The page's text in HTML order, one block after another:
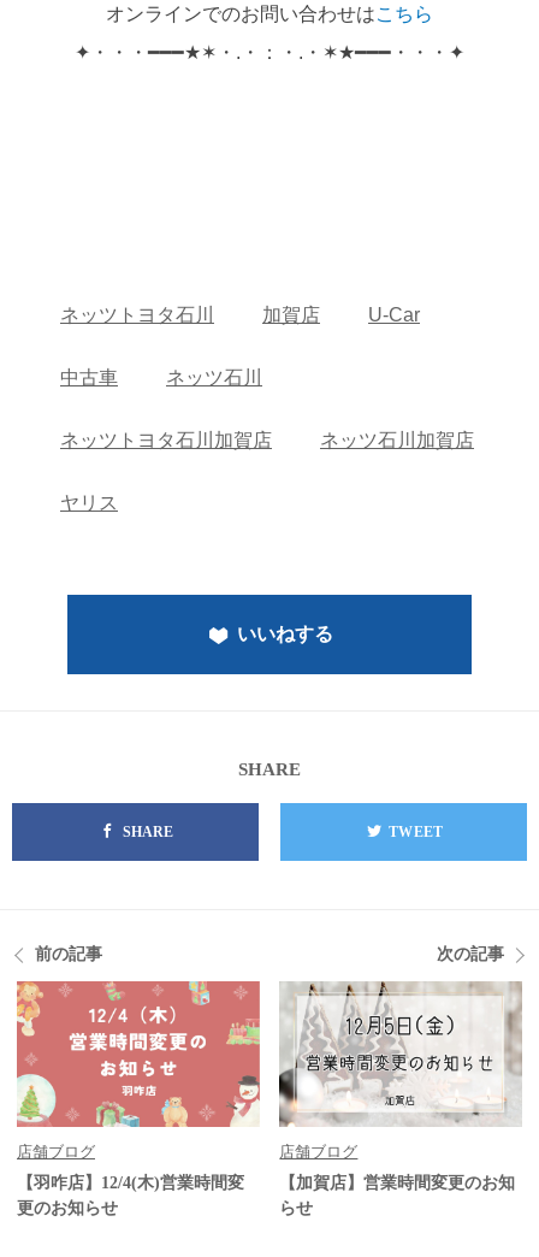
オンラインでのお問い合わせはこちら
✦・・・━━━★✶・.・：・.・✶★━━━・・・✦
ネッツトヨタ石川 加賀店 U-Car
中古車 ネッツ石川
ネッツトヨタ石川加賀店 ネッツ石川加賀店
ヤリス
いいねする
SHARE
SHARE TWEET
前の記事
店舗ブログ
【羽咋店】12/4(木)営業時間変
更のお知らせ
次の記事
店舗ブログ
【加賀店】営業時間変更のお知
らせ